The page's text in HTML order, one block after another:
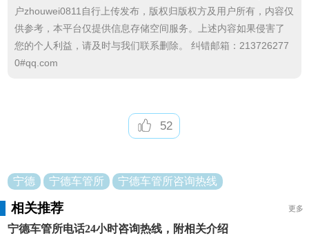
手续是否齐全、真实、有效。
2.确认车型，并核对有关技术参数，查验机动车发
动机号和车辆识别代号，确认有无凿改痕迹，并与全
4.对属于《全国机动车辆生产企业及产品公告》
《公告》的数据，审查安全技术检验合格证明。
5.对符合规定的手续将车辆信息录入计算机并出具
受理凭证，对不符合规定的要说明原因并出具退办凭
户zhouwei0811自行上传发布，版权归版权方及用户所有，内容仅
供参考，本平台仅提供信息存储空间服务。上述内容如果侵害了
您的个人利益，请及时与我们联系删除。 纠错邮箱：213726277
0#qq.com
52
宁德 宁德车管所 宁德车管所咨询热线
相关推荐 更多
宁德车管所电话24小时咨询热线，附相关介绍